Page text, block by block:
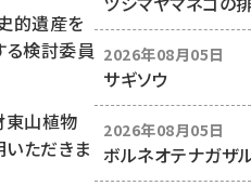
的遺産を
る検討委員
東山植物
ただきま
2026年08月05日
サギソウ
2026年08月05日
ボルネオテナガザ